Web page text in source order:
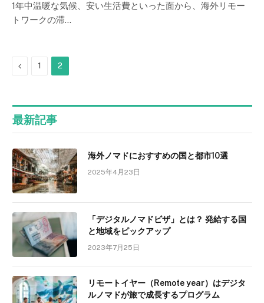
1年中温暖な気候、安い生活費といった面から、海外リモー
トワークの滞…
Previous
1 2
最新記事
海外ノマドにおすすめの国と都市10選
2025年4月23日
「デジタルノマドビザ」とは？ 発給する国
と地域をピックアップ
2023年7月25日
リモートイヤー（Remote year）はデジタ
ルノマドが旅で成長するプログラム